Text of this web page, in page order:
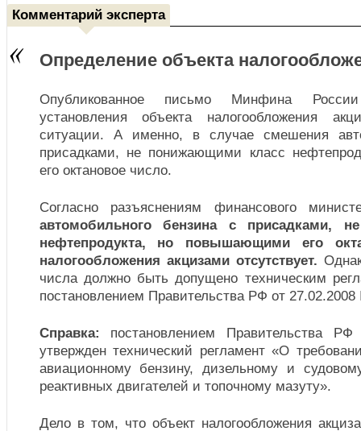
Комментарий эксперта
Определение объекта
Опубликованное письмо Минфина
установления объекта налогообложения
ситуации. А именно, в случае смешения
присадками, не понижающими класс
его октановое число.
Согласно разъяснениям финансового
автомобильного бензина с присадками,
нефтепродукта, но повышающими его
налогообложения акцизами отсутствует.
числа должно быть допущено техническим
постановлением Правительства РФ от
Справка: постановлением Правительства
утвержден технический регламент «О
авиационному бензину, дизельному и
реактивных двигателей и топочному мазуту».
Дело в том, что объект налогообложения